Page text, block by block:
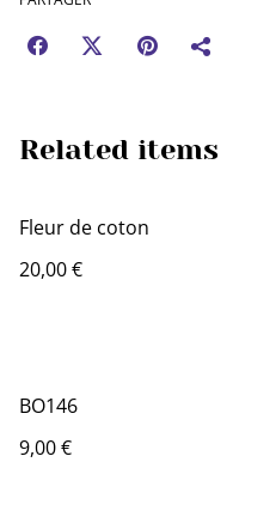
Related items
Fleur de coton
20,00 €
BO146
9,00 €